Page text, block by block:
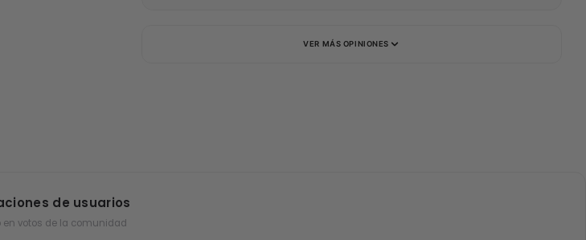
VER MÁS OPINIONES
de usuarios
en votos de la comunidad